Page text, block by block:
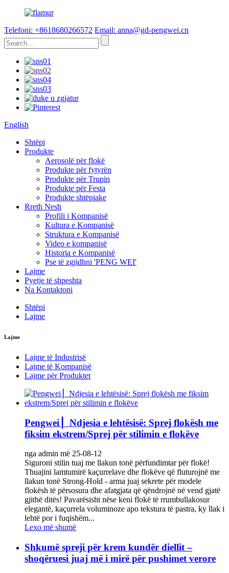
Telefoni: +8618680266572 Email: anna@gd-pengwei.cn
English
Shtëpi
Produkte
Aerosolë për flokë
Produkte për fytyrën
Produkte për Trupin
Produkte për Festa
Produkte shtëpiake
Rreth Nesh
Profili i Kompanisë
Kultura e Kompanisë
Struktura e Kompanisë
Video e kompanisë
Historia e Kompanisë
Pse të zgjidhni 'PENG WEI'
Lajme
Pyetje të shpeshta
Na Kontaktoni
Shtëpi
Lajme
Lajme
Lajme të Industrisë
Lajme të Kompanisë
Lajme për Produktet
Pengwei ▏Ndjesia e lehtësisë: Sprej flokësh me
fiksim ekstrem/Sprej për stilimin e flokëve
nga admin më 25-08-12
Siguroni stilin tuaj me llakun tonë përfundimtar për flokë!
Thuajini lamtumirë kaçurrelave dhe flokëve që fluturojnë me
llakun tonë Strong-Hold - arma juaj sekrete për modele
flokësh të përsosura dhe afatgjata që qëndrojnë në vend gjatë
gjithë ditës! Pavarësisht nëse keni flokë të rrumbullakosur
elegantë, kaçurrela voluminoze apo tekstura të pastra, ky llak i
lehtë por i fuqishëm...
Lexo më shumë
Shkumë spreji për krem kundër diellit –
shoqëruesi juaj më i mirë për pushimet verore